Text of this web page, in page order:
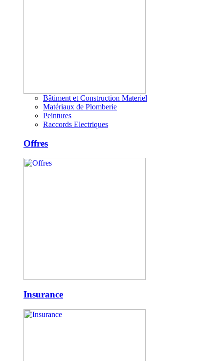
Bâtiment et Construction Materiel
Matériaux de Plomberie
Peintures
Raccords Electriques
Offres
Insurance